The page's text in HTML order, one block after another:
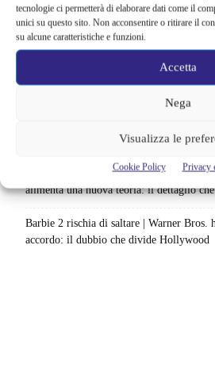
tecnologie ci permetterà di elaborare dati come il
unici su questo sito. Non acconsentire o ritirare il
su alcune caratteristiche e funzioni.
Accetta
Nega
Visualizza le
Cookie Policy Privacy
Monster affronta il caso Lizzie Borden,
immagini: cosa anticipano sulla nuova
Ready Player Two torna a dare segnali
lavoro sul sequel: cosa manca per far
documentari in arrivo: i titoli da non
Spider-Man: Brand New Day riapre una
alimenta una nuova teoria: il dettaglio
Barbie 2 rischia di saltare | Warner Bros.
accordo: il dubbio che divide Hollywood